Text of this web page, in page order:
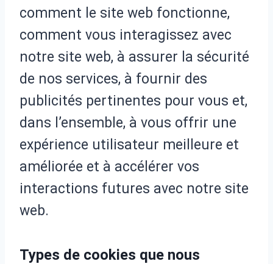
comment le site web fonctionne,
comment vous interagissez avec
notre site web, à assurer la sécurité
de nos services, à fournir des
publicités pertinentes pour vous et,
dans l’ensemble, à vous offrir une
expérience utilisateur meilleure et
améliorée et à accélérer vos
interactions futures avec notre site
web.
Types de cookies que nous